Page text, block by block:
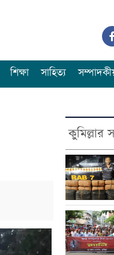
শিক্ষা সাহিত্য
কুমিল্লার